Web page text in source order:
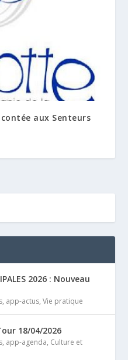
contée aux Senteurs
2026 : Nouveau
, app-actus,Vie pratique
18/04/2026
, app-agenda, Culture et